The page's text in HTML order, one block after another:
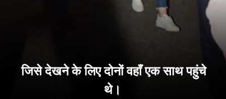
जिसे देखने के लिए दोनों वहाँ एक साथ पहुंचे
थे।